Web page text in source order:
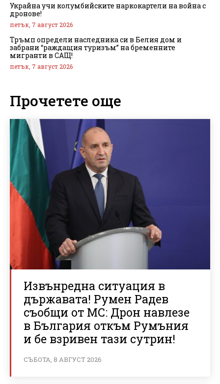
Украйна учи колумбийските наркокартели на война с
дронове!
петък, 7 август 2026
Тръмп определи наследника си в Белия дом и
забрани “раждащия туризъм” на бременните
мигранти в САЩ!
петък, 7 август 2026
Прочетете още
Извънредна ситуация в
държавата! Румен Радев
съобщи от МС: Дрон навлезе
в България откъм Румъния
и бе взривен тази сутрин!
СЪБОТА, 8 АВГУСТ 2026